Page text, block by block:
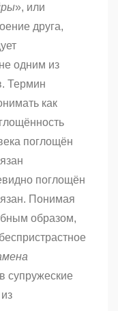
», или
друга,
одним из
Термин
как
поглощён
поглощён
Понимая
образом,
супружеские